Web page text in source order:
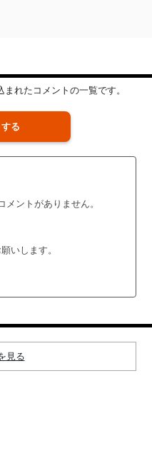
れたコメントの一覧です。
る
メントがありません。
いします。
見る